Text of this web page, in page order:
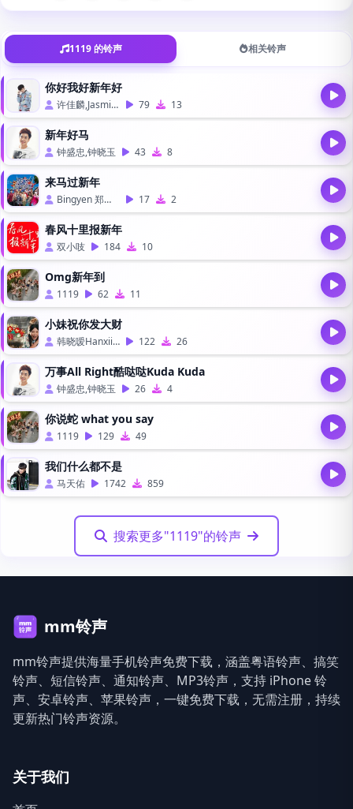
1119 的铃声 相关铃声
你好我好新年好
许佳麟,Jasmine C 79 13
新年好马
钟盛忠,钟晓玉 43 8
来马过新年
Bingyen 郑斌彦,刘伊幸 17 2
春风十里报新年
双小吱 184 10
Omg新年到
1119 62 11
小妹祝你发大财
韩晓嗳Hanxiiaoaii 122 26
万事All Right酷哒哒Kuda Kuda
钟盛忠,钟晓玉 26 4
你说蛇 what you say
1119 129 49
我们什么都不是
马天佑 1742 859
搜索更多"1119"的铃声
mm铃声
mm铃声提供海量手机铃声免费下载，涵盖粤语铃声、搞笑
铃声、短信铃声、通知铃声、MP3铃声，支持 iPhone 铃
声、安卓铃声、苹果铃声，一键免费下载，无需注册，持续
更新热门铃声资源。
关于我们